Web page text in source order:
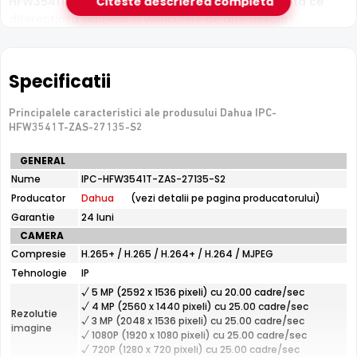
diferentiaza oamenii si vehiculele de alte miscari,
Senzor Starlight
SenzorulStarlightpermite Dahua IPC-HFW3541T-ZAS-
27135-S2 sa capteze imagini clare si detaliate chiar si la
niveluri extrem de scazute de luminozitate, fara a fi
necesar iluminat suplimentar.
Dahua IPC-HFW3541T-ZAS-27135-S2 dispune de iluminare
infrarosu cu raza de actiune de pana la60 metri, oferind
Specificatii
Principalele caracteristici ale produsului Dahua IPC-
HFW3541T-ZAS-27135-S2
Specificatii
tehnice
Dahua
IPC-
HFW3541T-
ZAS-
27135-
S2
GENERAL
Nume
IPC-HFW3541T-ZAS-27135-S2
Producator
Dahua
(vezi detalii pe pagina producatorului)
Garantie
24 luni
CAMERA
Compresie
H.265+ / H.265 / H.264+ / H.264 / MJPEG
Tehnologie
IP
Rezolutie
imagine
√ 5 MP (2592 x 1536 pixeli) cu 20.00 cadre/sec
√ 4 MP (2560 x 1440 pixeli) cu 25.00 cadre/sec
√ 3 MP (2048 x 1536 pixeli) cu 25.00 cadre/sec
√ 1080P (1920 x 1080 pixeli) cu 25.00 cadre/sec
√ 720P (1280 x 720 pixeli) cu 25.00 cadre/sec